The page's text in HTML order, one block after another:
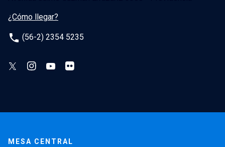
¿Cómo llegar?
phone (56-2) 2354 5235
MESA CENTRAL